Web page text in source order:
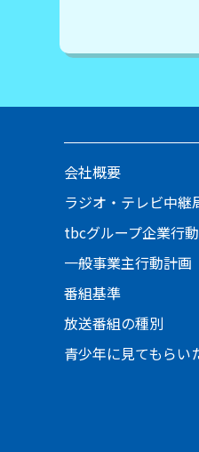
会社概要
ラジオ・テレビ中継
tbcグループ企業行
一般事業主行動計画
番組基準
放送番組の種別
青少年に見てもらい